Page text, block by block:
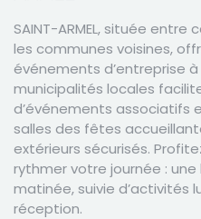
SAINT-ARMEL, située
les communes voisines,
événements d’entreprise
municipalités locales
d’événements associatifs
salles des fêtes
extérieurs sécurisés.
rythmer votre journée :
matinée, suivie d’activités
réception.